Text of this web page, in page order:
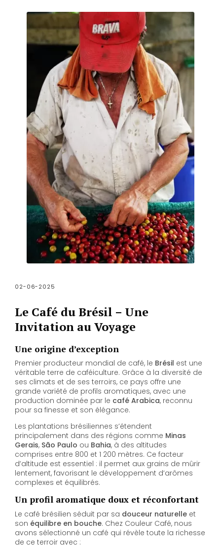
02-06-2025
Le Café du Brésil – Une
Invitation au Voyage
Une origine d’exception
Premier producteur mondial de café, le Brésil est une
véritable terre de caféiculture. Grâce à la diversité de
ses climats et de ses terroirs, ce pays offre une
grande variété de profils aromatiques, avec une
production dominée par le café Arabica, reconnu
pour sa finesse et son élégance.
Les plantations brésiliennes s’étendent
principalement dans des régions comme Minas
Gerais, São Paulo ou Bahia, à des altitudes
comprises entre 800 et 1 200 mètres. Ce facteur
d’altitude est essentiel : il permet aux grains de mûrir
lentement, favorisant le développement d’arômes
complexes et équilibrés.
Un profil aromatique doux et réconfortant
Le café brésilien séduit par sa douceur naturelle et
son équilibre en bouche. Chez Couleur Café, nous
avons sélectionné un café qui révèle toute la richesse
de ce terroir avec :